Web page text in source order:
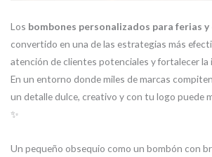
Los bombones personalizados para ferias
convertido en una de las estrategias más
atención de clientes potenciales y fortalecer la
En un entorno donde miles de marcas
un detalle dulce, creativo y con tu logo puede
✨
Un pequeño obsequio como un bombón con